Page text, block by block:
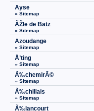
Ayse
» Sitemap
ÃŽle de Batz
» Sitemap
Azoudange
» Sitemap
Å’ting
» Sitemap
Ã‰chemirÃ©
» Sitemap
Ã‰chillais
» Sitemap
Ã‰lancourt